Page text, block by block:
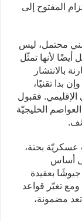
المفتوح إلى
محتمل، ليس
لأنها تمثّل
بالانتشار
بدا تقنيًا،
فقبول
الخليجيّة
عسكريّة بحتة،
أساس
بعقيدة
تغيّر قواعد
تعد مضمونة،